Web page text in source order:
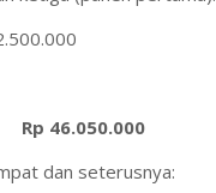
Rp 46.050.000
dan seterusnya: